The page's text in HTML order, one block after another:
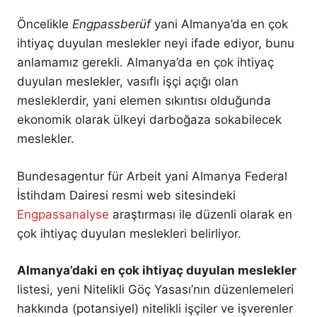
Öncelikle Engpassberüfyani Almanya’da en çok
ihtiyaç duyulan meslekler neyi ifade ediyor, bunu
anlamamız gerekli. Almanya’da en çok ihtiyaç
duyulan meslekler, vasıflı işçi açığı olan
mesleklerdir, yani elemen sıkıntısı olduğunda
ekonomik olarak ülkeyi darboğaza sokabilecek
meslekler.
Bundesagentur für Arbeit yani Almanya Federal
İstihdam Dairesi resmi web sitesindeki
Engpassanalyse araştırması ile düzenli olarak en
çok ihtiyaç duyulan meslekleri belirliyor.
Almanya’daki en çok ihtiyaç duyulan meslekler
listesi, yeni Nitelikli Göç Yasası’nın düzenlemeleri
hakkında (potansiyel) nitelikli işçiler ve işverenler